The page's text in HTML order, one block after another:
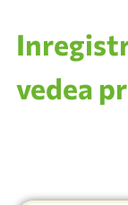
vedea